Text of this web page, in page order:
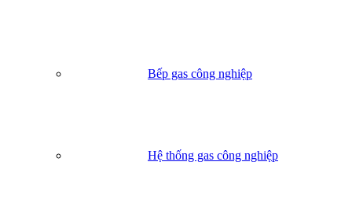
Bếp gas công nghiệp
Hệ thống gas công nghiệp